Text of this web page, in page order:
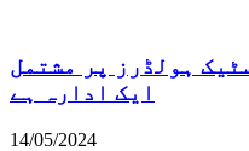
ہولڈرز پر مشتمل
ایک ادارہ ہے
14/05/2024